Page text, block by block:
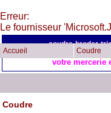
Erreur:
Le fournisseur
coudre-broder-
votre mercerie
Accueil Coudre
Coudre